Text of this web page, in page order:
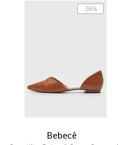
-36%
Bebecê